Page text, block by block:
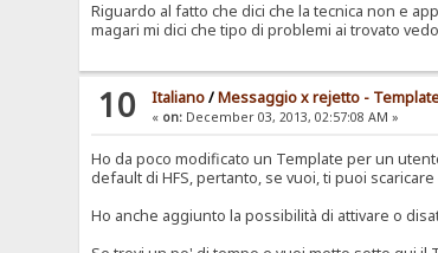
Riguardo al fatto che dici che la tecnica non e
magari mi dici che tipo di problemi ai trovato
10 Italiano/Messaggio x rejetto -
« on: December 03, 2013, 02:57:08 AM »
Ho da poco modificato un Template per un
default di HFS, pertanto, se vuoi, ti puoi
Ho anche aggiunto la possibilità di attivare o